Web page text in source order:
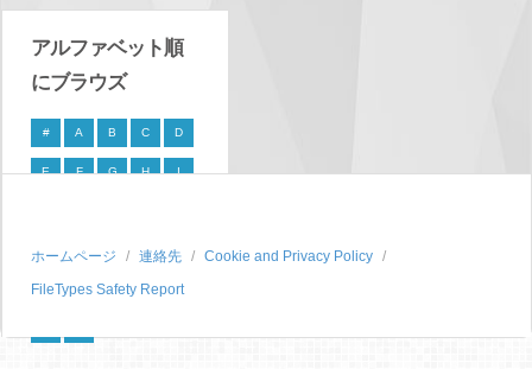
アルファベット順
にブラウズ
# A B C D
E F G H I
P Q R S
T U V W X
ホームページ 連絡先
Cookie and Privacy Policy
FileTypes Safety Report